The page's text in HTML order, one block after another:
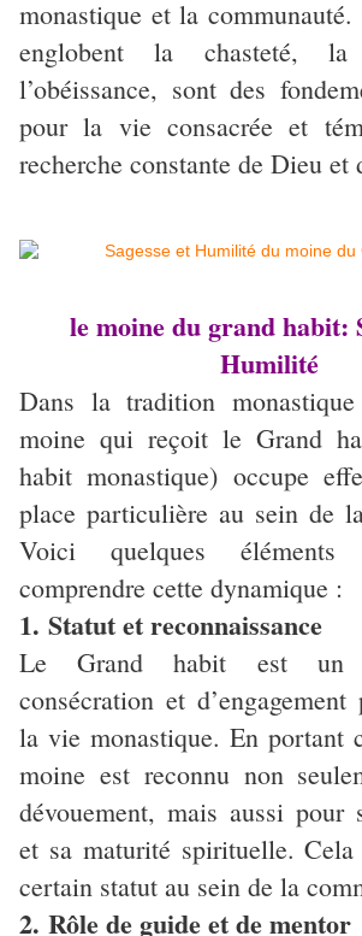
monastique et la
englobent la chasteté,
l’obéissance, sont des
pour la vie consacrée et
recherche constante de Dieu et
le moine du grand habit:
Humilité
Dans la tradition
moine qui reçoit le Grand
habit monastique) occupe
place particulière au sein de
Voici quelques
comprendre cette dynamique :
1. Statut et reconnaissance
Le Grand habit est un
consécration et d’engagement
la vie monastique. En portant
moine est reconnu non
dévouement, mais aussi pour
et sa maturité spirituelle.
certain statut au sein de la
2. Rôle de guide et de mentor